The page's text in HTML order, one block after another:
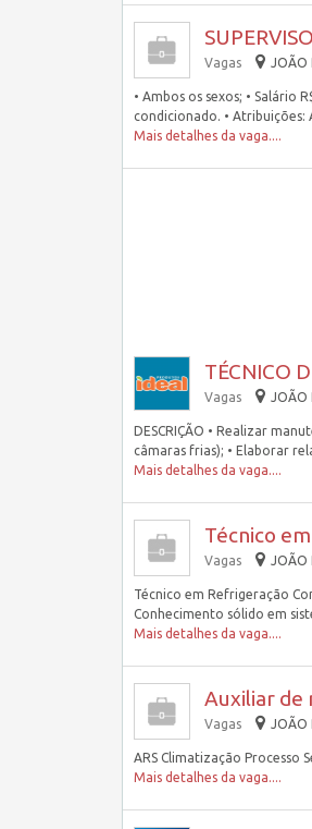
Vagas JOÃO
• Ambos os sexos; • Salário
condicionado. • Atribuições:
Mais detalhes da vaga....
TÉCNICO
Vagas JOÃO
DESCRIÇÃO • Realizar
câmaras frias); • Elaborar
Mais detalhes da vaga....
Técnico
Vagas JOÃO
Técnico em Refrigeração
Conhecimento sólido em
Mais detalhes da vaga....
Auxiliar de
Vagas JOÃO
ARS Climatização Processo
Mais detalhes da vaga....